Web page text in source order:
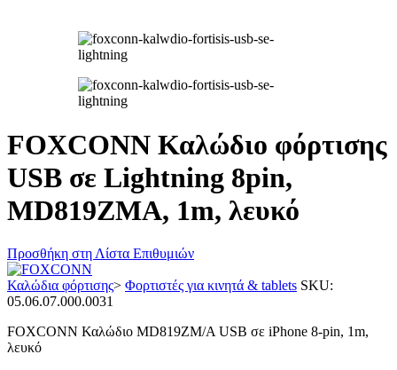
FOXCONN Καλώδιο φόρτισης
USB σε Lightning 8pin,
MD819ZMA, 1m, λευκό
Προσθήκη στη Λίστα Επιθυμιών
Καλώδια φόρτισης> Φορτιστές για κινητά & tablets SKU:
05.06.07.000.0031
FOXCONN Καλώδιο MD819ZM/A USB σε iPhone 8-pin, 1m,
λευκό